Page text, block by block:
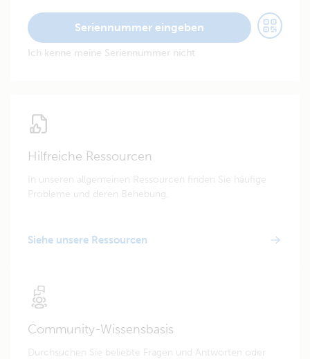
Seriennummer eingeben
Ich kenne meine Seriennummer nicht
Hilfreiche Ressourcen
In unseren allgemeinen Ressourcen finden Sie häufige
Probleme und deren Behebung.
Siehe unsere Ressourcen
Community-Wissensbasis
Durchsuchen Sie beliebte Fragen und Antworten oder